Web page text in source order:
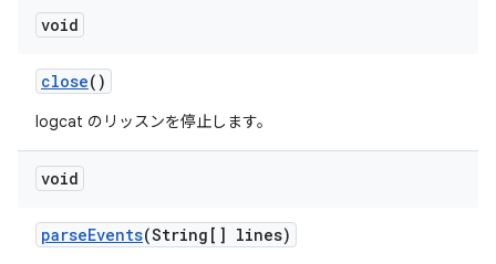
void
close()
logcat のリッスンを停止します。
void
parseEvents(String[] lines)